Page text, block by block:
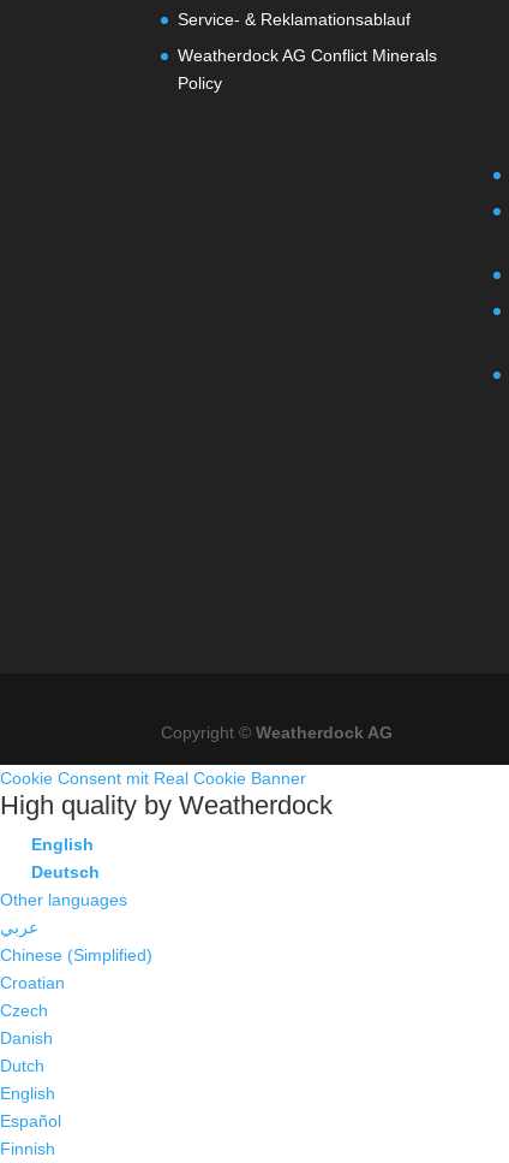
Service- & Reklamationsablauf
Weatherdock AG Conflict Minerals
Policy
Copyright ©Weatherdock AG
Cookie Consent mit Real Cookie Banner
High quality by Weatherdock
English
Deutsch
Other languages
عربي
Chinese (Simplified)
Croatian
Czech
Danish
Dutch
English
Español
Finnish